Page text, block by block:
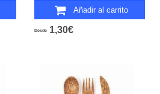
Añadir al carrito
Desde 1,30€